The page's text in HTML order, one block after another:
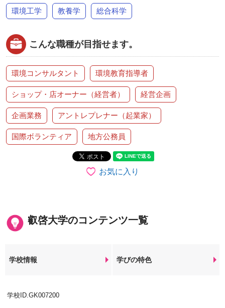
環境工学 教養学 総合科学
こんな職種が目指せます。
環境コンサルタント 環境教育指導者
ショップ・店オーナー（経営者） 経営企画
企画業務 アントレプレナー（起業家）
国際ボランティア 地方公務員
お気に入り
叡啓大学のコンテンツ一覧
学校情報 学びの特色
学校ID.GK007200